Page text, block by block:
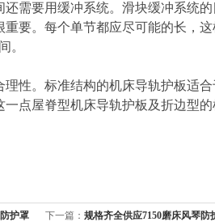
需要用缓冲系统。滑块缓冲系统
要。每个单节都应尽可能的长，
。
性。标准结构的机床导轨护板适
点屋脊型机床导轨护板及折边型
护罩 下一篇： 规格齐全供应7150磨床风琴防